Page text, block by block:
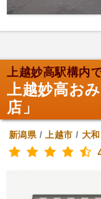
上越妙高駅構内
上越妙高お
店」
新潟県/上越市 / 大和